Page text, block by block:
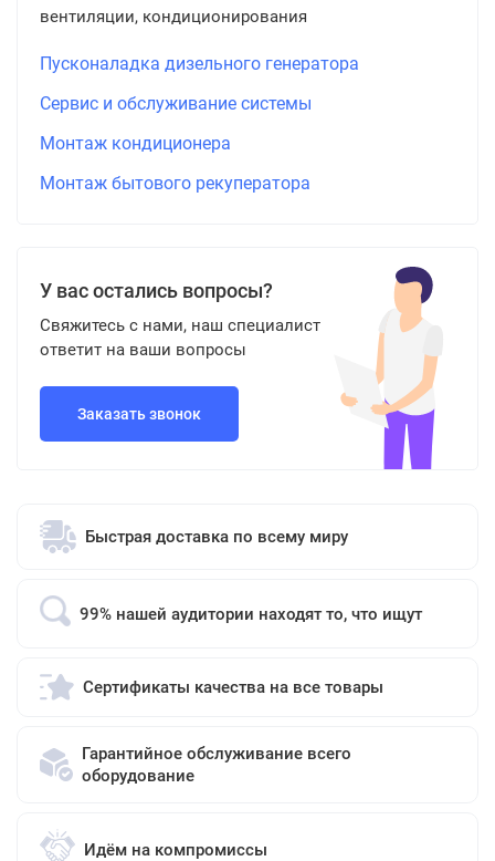
вентиляции, кондиционирования
Пусконаладка дизельного генератора
Сервис и обслуживание системы
Монтаж кондиционера
Монтаж бытового рекуператора
У вас остались вопросы?
Свяжитесь с нами, наш специалист
ответит на ваши вопросы
Заказать звонок
Быстрая доставка по всему миру
99% нашей аудитории находят то, что ищут
Сертификаты качества на все товары
Гарантийное обслуживание всего
оборудование
Идём на компромиссы